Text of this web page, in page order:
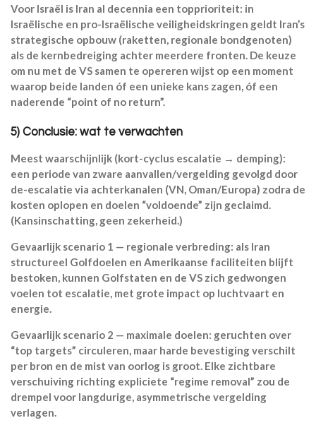
Voor Israël is Iran al decennia een topprioriteit: in
Israëlische en pro-Israëlische veiligheidskringen geldt Iran’s
strategische opbouw (raketten, regionale bondgenoten)
als de kernbedreiging achter meerdere fronten. De keuze
om nu met de VS samen te opereren wijst op een moment
waarop beide landen óf een unieke kans zagen, óf een
naderende “point of no return”.
5) Conclusie: wat te verwachten
Meest waarschijnlijk (kort-cyclus escalatie → demping):
een periode van zware aanvallen/vergelding gevolgd door
de-escalatie via achterkanalen (VN, Oman/Europa) zodra de
kosten oplopen en doelen “voldoende” zijn geclaimd.
(Kansinschatting, geen zekerheid.)
Gevaarlijk scenario 1 — regionale verbreding: als Iran
structureel Golfdoelen en Amerikaanse faciliteiten blijft
bestoken, kunnen Golfstaten en de VS zich gedwongen
voelen tot escalatie, met grote impact op luchtvaart en
energie.
Gevaarlijk scenario 2 — maximale doelen: geruchten over
“top targets” circuleren, maar harde bevestiging verschilt
per bron en de mist van oorlog is groot. Elke zichtbare
verschuiving richting expliciete “regime removal” zou de
drempel voor langdurige, asymmetrische vergelding
verlagen.